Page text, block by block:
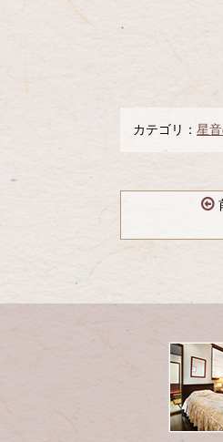
カテゴリ： 星
コ
ン
ン
頭
ペ
ー
の